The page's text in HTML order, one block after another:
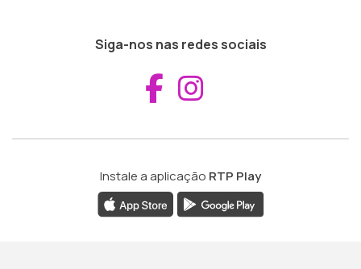
Siga-nos nas redes sociais
Aceder ao
Instale a aplicação RTP Play